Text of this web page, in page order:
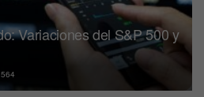
Variaciones del S&P 500 y
564